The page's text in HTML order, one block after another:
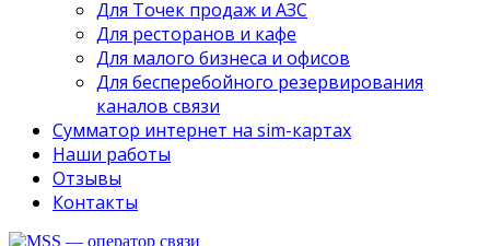
Для Точек продаж и АЗС
Для ресторанов и кафе
Для малого бизнеса и офисов
Для бесперебойного резервирования
каналов связи
Сумматор интернет на sim-картах
Наши работы
Отзывы
Контакты